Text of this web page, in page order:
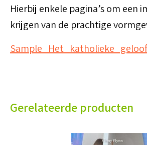
Hierbij enkele pagina’s om een
krijgen van de prachtige
Gerelateerde producten